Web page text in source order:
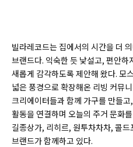
빌라레코드는 집에서의 시간을 더
브랜드다. 익숙한 듯 낯설고, 편안
새롭게 감각하도록 제안해 왔다. 모
넓은 풍경으로 확장해온 리빙 커뮤
크리에이터들과 함께 가구를 만들
활동을 연결하며 오늘의 주거 문화
길종상가, 리히르, 원투차차차, 콜
브랜드가 함께하고 있다.